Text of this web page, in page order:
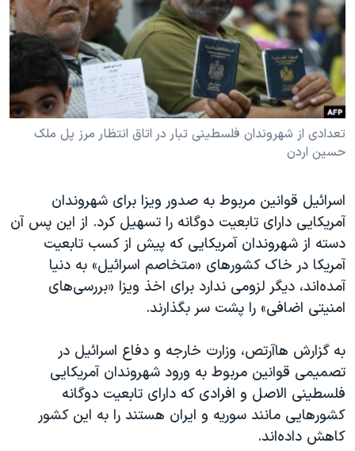
فرهنگ و زندگی
حقوق شهروندی
اقتصادی
علم و فناوری
اسرائیل در جنگ
گالری عکس
مستندها
انتخابات ریاست جمهوری آمریکا ۲۰۲۴
حمله جمهوری اسلامی به اسرائیل
رمز مهسا
ورزش زنان در ایران
اعتراضات زن، زندگی، آزادی
تریبونال مردمی آبان ۹۸
دادگاه حمید نوری
چهل سال گروگان‌گیری
قانون شفافیت دارائی کادر رهبری ایران
اسرائیل در جنگ
نرگس محمدی برنده جایزه نوبل صلح
همایش محافظه‌کاران آمریکا «سی‌پک»
صفحه‌های ویژه
دنبال کنید
زبانهای مختلف
تعدادی از شهروندان فلسطینی تبار در اتاق انتظار مرز پل ملک
حسین اردن
اسرائیل قوانین مربوط به صدور ویزا برای شهروندان
آمریکایی دارای تابعیت دوگانه را تسهیل کرد. از این پس آن
دسته از شهروندان آمریکایی که پیش از کسب تابعیت
آمریکا در خاک کشورهای «متخاصم اسرائیل» به دنیا
آمده‌اند، دیگر لزومی ندارد برای اخذ ویزا «بررسی‌های
امنیتی اضافی» را پشت سر بگذارند.
به گزارش هاآرتص، وزارت خارجه و دفاع اسرائیل در
تصمیمی قوانین مربوط به ورود شهروندان آمریکایی
فلسطینی الاصل و افرادی که دارای تابعیت دوگانه
کشورهایی مانند سوریه و ایران هستند را به این کشور
کاهش داده‌اند.